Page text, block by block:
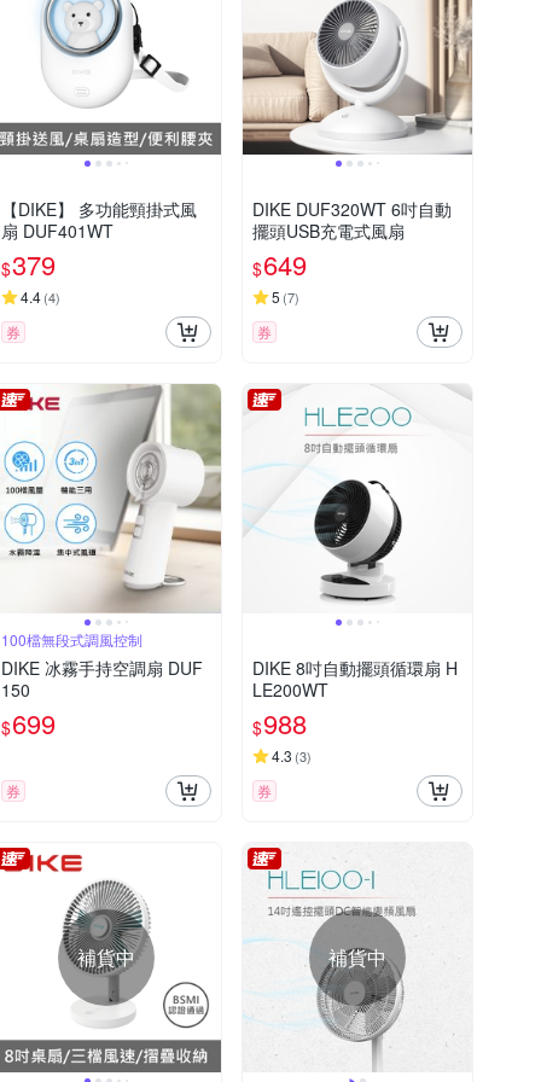
【DIKE】 多功能頸掛式風
扇 DUF401WT
$379
4.4(4)
券
DIKE DUF320WT 6吋自動
擺頭USB充電式風扇
$649
5 (7)
券
100檔無段式調風控制
DIKE 冰霧手持空調扇 DUF
150
$699
券
DIKE 8吋自動擺頭循環扇 H
LE200WT
$988
4.3 (3)
券
補貨中 補貨中